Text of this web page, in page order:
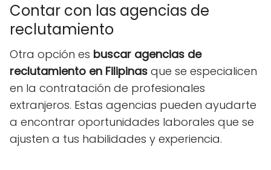
Contar con las agencias de
reclutamiento
Otra opción es buscar agencias de
reclutamiento en Filipinas que se especialicen
en la contratación de profesionales
extranjeros. Estas agencias pueden ayudarte
a encontrar oportunidades laborales que se
ajusten a tus habilidades y experiencia.